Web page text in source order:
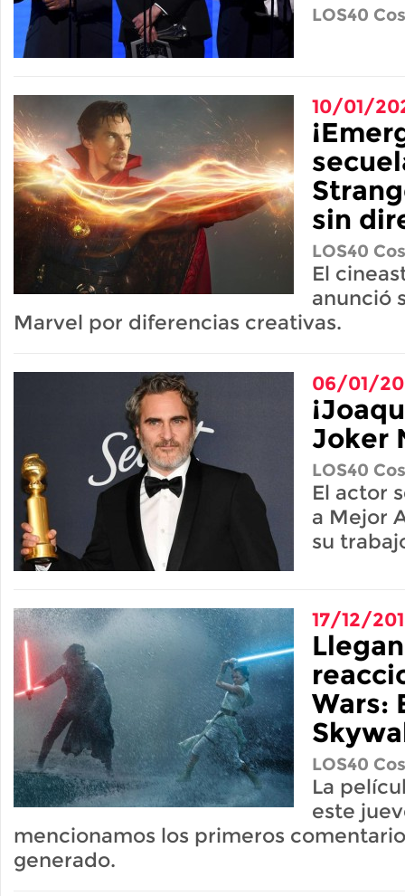
LOS40
10/01/
sin
LOS40
El
anunció
Marvel por diferencias creativas.
06/01/
Joker
LOS40
El actor
a Mejor
su
17/12/
Wars:
LOS40
La
este
mencionamos los primeros
generado.